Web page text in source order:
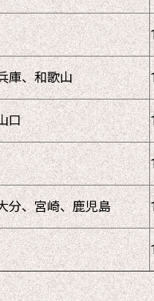
庫、和歌山
口
分、宮崎、鹿児島